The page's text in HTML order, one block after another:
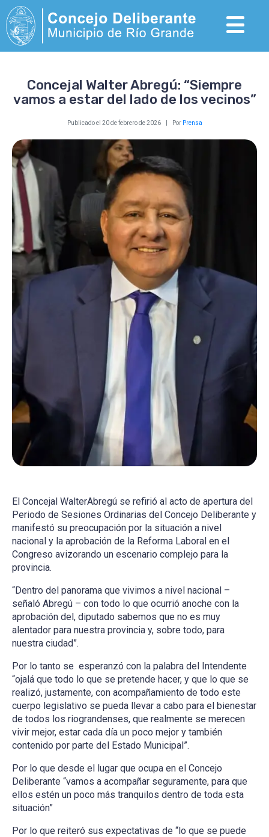
Concejal Walter Abregú: “Siempre
vamos a estar del lado de los vecinos”
Publicado el 20 de febrero de 2026 Por Prensa
El Concejal WalterAbregú se refirió al acto de apertura del
Periodo de Sesiones Ordinarias del Concejo Deliberante y
manifestó su preocupación por la situación a nivel
nacional y la aprobación de la Reforma Laboral en el
Congreso avizorando un escenario complejo para la
provincia.
“Dentro del panorama que vivimos a nivel nacional –
señaló Abregú – con todo lo que ocurrió anoche con la
aprobación del, diputado sabemos que no es muy
alentador para nuestra provincia y, sobre todo, para
nuestra ciudad”.
Por lo tanto se esperanzó con la palabra del Intendente
“ojalá que todo lo que se pretende hacer, y que lo que se
realizó, justamente, con acompañamiento de todo este
cuerpo legislativo se pueda llevar a cabo para el bienestar
de todos los riograndenses, que realmente se merecen
vivir mejor, estar cada día un poco mejor y también
contenido por parte del Estado Municipal”.
Por lo que desde el lugar que ocupa en el Concejo
Deliberante “vamos a acompañar seguramente, para que
ellos estén un poco más tranquilos dentro de toda esta
situación”
Por lo que reiteró sus expectativas de “lo que se puede